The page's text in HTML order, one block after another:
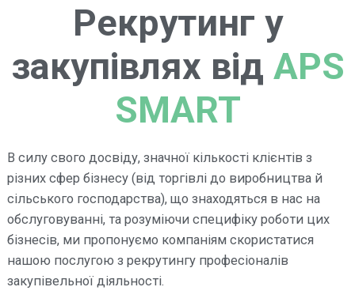
Рекрутинг у
закупівлях від APS
SMART
В силу свого досвіду, значної кількості клієнтів з
різних сфер бізнесу (від торгівлі до виробництва й
сільського господарства), що знаходяться в нас на
обслуговуванні, та розуміючи специфіку роботи цих
бізнесів, ми пропонуємо компаніям скористатися
нашою послугою з рекрутингу професіоналів
закупівельної діяльності.